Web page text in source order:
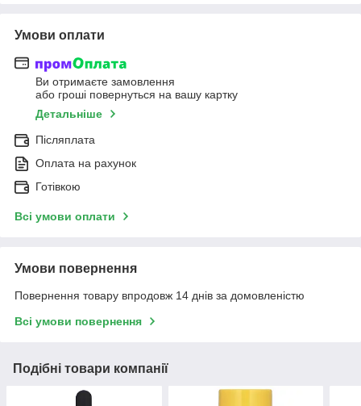
Умови оплати
Ви отримаєте замовлення
або гроші повернуться на вашу картку
Детальніше
Післяплата
Оплата на рахунок
Готівкою
Всі умови оплати
Умови повернення
Повернення товару впродовж 14 днів за домовленістю
Всі умови повернення
Подібні товари компанії